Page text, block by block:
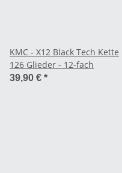
KMC - X12 Black Tech Kette
126 Glieder - 12-fach
39,90 € *